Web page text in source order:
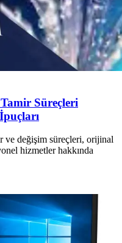
Süreçleri
ve değişim süreçleri, orijinal
hizmetler hakkında